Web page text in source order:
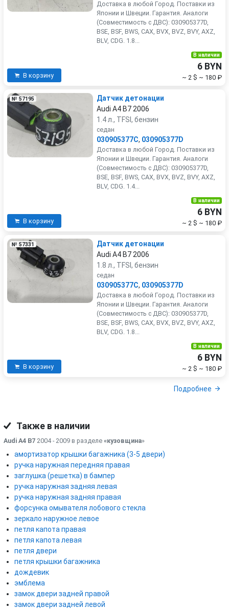
Доставка в любой Город. Поставки из
Японии и Швеции. Гарантия. Аналоги
(Совместимость с ДВС): 030905377D,
BSE, BSF, BWS, CAX, BVX, BVZ, BVY, AXZ,
BLV, CDG. 1.8...
В корзину
В наличии
6 BYN
~ 2 $ ~ 180 ₽
№ 57195
Датчик детонации
Audi A4 B7 2006
1.4 л., TFSI, бензин
седан
030905377C, 030905377D
Доставка в любой Город. Поставки из
Японии и Швеции. Гарантия. Аналоги
(Совместимость с ДВС): 030905377D,
BSE, BSF, BWS, CAX, BVX, BVZ, BVY, AXZ,
BLV, CDG. 1.4...
В корзину
В наличии
6 BYN
~ 2 $ ~ 180 ₽
№ 57331
Датчик детонации
Audi A4 B7 2006
1.8 л., TFSI, бензин
седан
030905377C, 030905377D
Доставка в любой Город. Поставки из
Японии и Швеции. Гарантия. Аналоги
(Совместимость с ДВС): 030905377D,
BSE, BSF, BWS, CAX, BVX, BVZ, BVY, AXZ,
BLV, CDG. 1.8...
В корзину
В наличии
6 BYN
~ 2 $ ~ 180 ₽
Подробнее
Также в наличии
Audi A4 B7 2004 - 2009 в разделе «кузовщина»
амортизатор крышки багажника (3-5 двери)
ручка наружная передняя правая
заглушка (решетка) в бампер
ручка наружная задняя левая
ручка наружная задняя правая
форсунка омывателя лобового стекла
зеркало наружное левое
петля капота правая
петля капота левая
петля двери
петля крышки багажника
дождевик
эмблема
замок двери задней правой
замок двери задней левой